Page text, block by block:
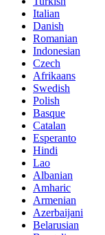
Italian
Danish
Romanian
Indonesian
Czech
Afrikaans
Swedish
Polish
Basque
Catalan
Esperanto
Hindi
Lao
Albanian
Amharic
Armenian
Azerbaijani
Belarusian